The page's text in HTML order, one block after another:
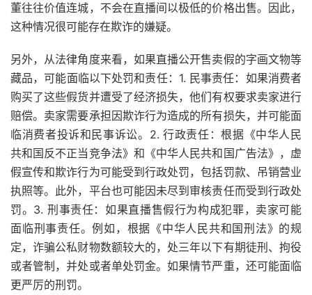
董往往价值连城，不会在直播间以极低的价格出售。因此，
这种情况很可能存在欺诈的嫌疑。
另外，从法律角度来看，如果直播公开售卖假的字画文物等
藏品，可能面临以下处罚和责任：1. 民事责任：如果消费者
购买了这些假货并遭受了经济损失，他们有权要求卖家进行
赔偿。卖家需要承担因欺诈行为造成的所有损失，并可能面
临消费者投诉和民事诉讼。2. 行政责任：根据《中华人民
共和国反不正当竞争法》和《中华人民共和国广告法》，虚
假宣传和欺诈行为可能受到行政处罚，包括罚款、吊销营业
执照等。此外，平台也可能因未尽到审核责任而受到行政处
罚。3. 刑事责任：如果直播售假行为构成犯罪，卖家可能
面临刑事责任。例如，根据《中华人民共和国刑法》的规
定，诈骗公私财物数额较大的，处三年以下有期徒刑、拘役
或者管制，并处或者单处罚金。如果情节严重，还可能面临
更严厉的刑罚。